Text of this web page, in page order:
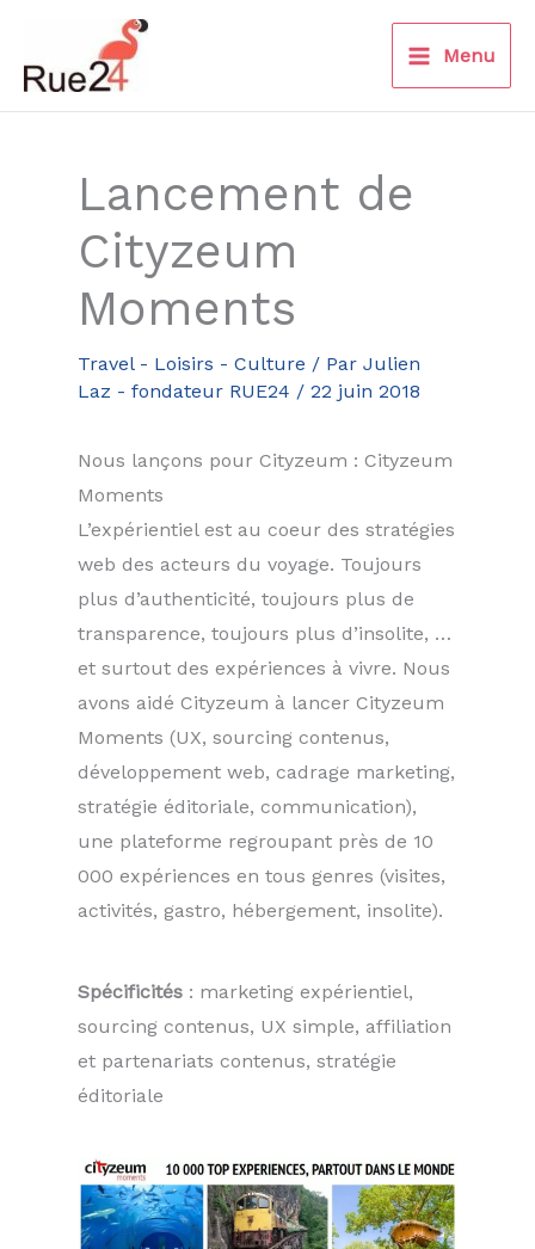
contenu
Menu
Lancement de
Cityzeum
Moments
Travel - Loisirs - Culture / Par Julien
Laz - fondateur RUE24 / 22 juin 2018
Nous lançons pour Cityzeum : Cityzeum
Moments
L’expérientiel est au coeur des stratégies
web des acteurs du voyage. Toujours
plus d’authenticité, toujours plus de
transparence, toujours plus d’insolite, …
et surtout des expériences à vivre. Nous
avons aidé Cityzeum à lancer Cityzeum
Moments (UX, sourcing contenus,
développement web, cadrage marketing,
stratégie éditoriale, communication),
une plateforme regroupant près de 10
000 expériences en tous genres (visites,
activités, gastro, hébergement, insolite).
Spécificités : marketing expérientiel,
sourcing contenus, UX simple, affiliation
et partenariats contenus, stratégie
éditoriale